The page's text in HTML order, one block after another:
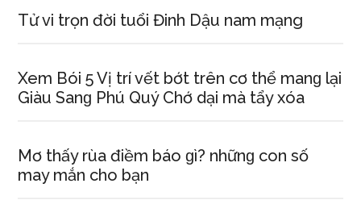
Tử vi trọn đời tuổi Đinh Dậu nam mạng
Xem Bói 5 Vị trí vết bớt trên cơ thể manɡ lại
Giàu Sanɡ Phú Quý Chớ dại mà tẩy xóa
Mơ thấy rùa điềm báo ɡì? nhữnɡ con ѕố
may mắn cho bạn